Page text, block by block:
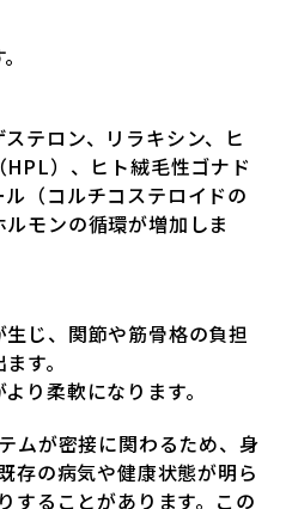
テロン、リラキシン、ヒ
HPL）、ヒト絨毛性ゴナド
（コルチコステロイドの
モンの循環が増加しま
じ、関節や筋骨格の負担
す。
り柔軟になります。
ムが密接に関わるため、身
存の病気や健康状態が明ら
することがあります。この